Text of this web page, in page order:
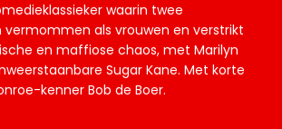
waarin twee
vermommen als vrouwen en verstrikt
en maffiose chaos, met Marilyn
Sugar Kane. Met korte
kenner Bob de Boer.